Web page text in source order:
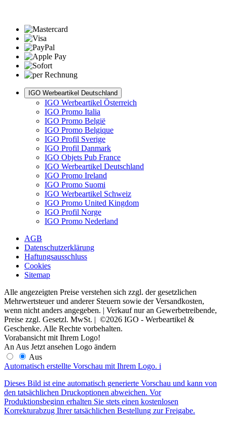
IGO Werbeartikel Deutschland
IGO Werbeartikel Österreich
IGO Promo Italia
IGO Promo België
IGO Promo Belgique
IGO Profil Sverige
IGO Profil Danmark
IGO Objets Pub France
IGO Werbeartikel Deutschland
IGO Promo Ireland
IGO Promo Suomi
IGO Werbeartikel Schweiz
IGO Promo United Kingdom
IGO Profil Norge
IGO Promo Nederland
AGB
Datenschutzerklärung
Haftungsausschluss
Cookies
Sitemap
Alle angezeigten Preise verstehen sich zzgl. der gesetzlichen
Mehrwertsteuer und anderer Steuern sowie der Versandkosten,
wenn nicht anders angegeben. | Verkauf nur an Gewerbetreibende,
Preise zzgl. Gesetzl. MwSt. | ©2026 IGO - Werbeartikel &
Geschenke. Alle Rechte vorbehalten.
Vorabansicht mit Ihrem Logo!
An Aus Jetzt ansehen Logo ändern
Aus
Automatisch erstellte Vorschau mit Ihrem Logo. i
Dieses Bild ist eine automatisch generierte Vorschau und kann von
den tatsächlichen Druckoptionen abweichen. Vor
Produktionsbeginn erhalten Sie stets einen kostenlosen
Korrekturabzug Ihrer tatsächlichen Bestellung zur Freigabe.